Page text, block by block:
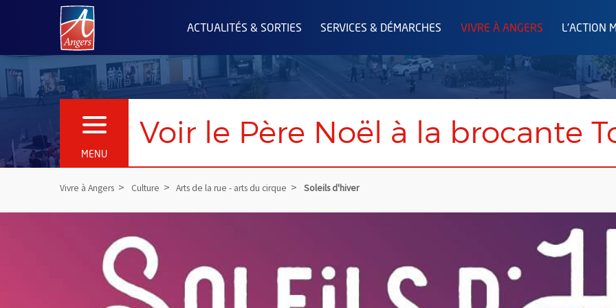
Angers.fr : Retour à l'accueil
ACTUALITÉS & SORTIES SERVICES & DÉMARCHES VIVRE À ANGERS L'ACTION
MENU
OUVRIR LE MENU Voir le Père Noël à la brocante
Vivre à Angers Culture Arts de la rue - arts du cirque Soleils d'hiver